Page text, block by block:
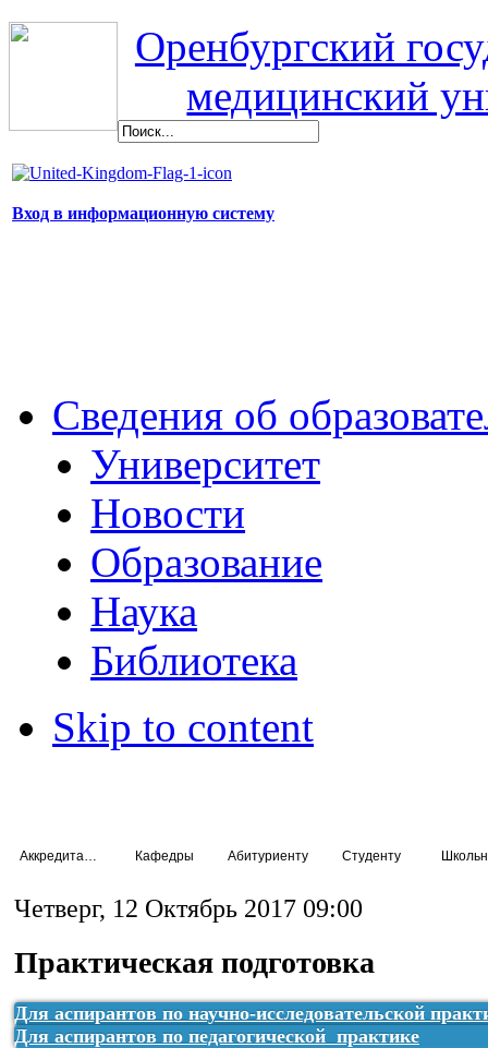
Оренбургский
медицинский
Вход в информационную систему
Сведения об
Университет
Новости
Образование
Наука
Библиотека
Skip to content
Кафедры Абитуриенту Студенту
Четверг, 12 Октябрь 2017 09:00
Практическая подготовка
Для аспирантов по научно-исследовательской
дневник нип
заключение о нип
рабочий план нип
Для аспирантов по педагогической практике
выписка из протокола КС_пп
дневник пп
отзыв пп
отчет пп